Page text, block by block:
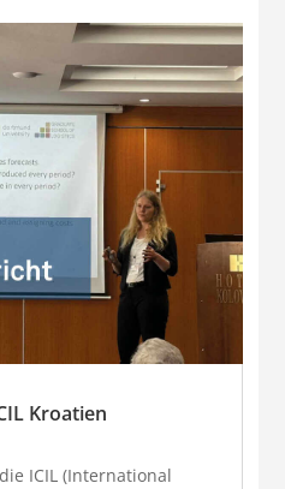
Kroatien
ICIL (International